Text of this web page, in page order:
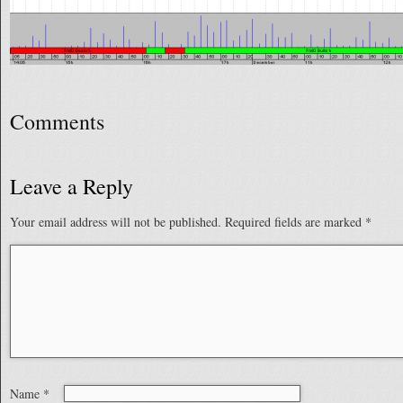
Comments
Leave a Reply
Your email address will not be published. Required fields are marked *
Name *